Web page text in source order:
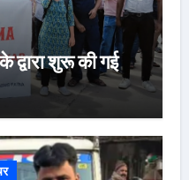
शुरू की गई